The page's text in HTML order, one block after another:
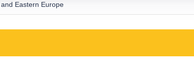
Eastern Europe